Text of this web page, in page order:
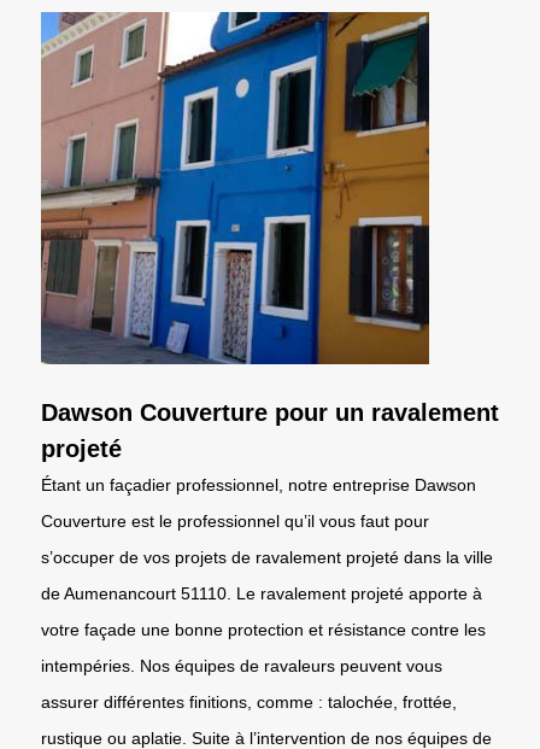
Dawson Couverture pour un ravalement
projeté
Étant un façadier professionnel, notre entreprise Dawson
Couverture est le professionnel qu’il vous faut pour
s’occuper de vos projets de ravalement projeté dans la ville
de Aumenancourt 51110. Le ravalement projeté apporte à
votre façade une bonne protection et résistance contre les
intempéries. Nos équipes de ravaleurs peuvent vous
assurer différentes finitions, comme : talochée, frottée,
rustique ou aplatie. Suite à l’intervention de nos équipes de